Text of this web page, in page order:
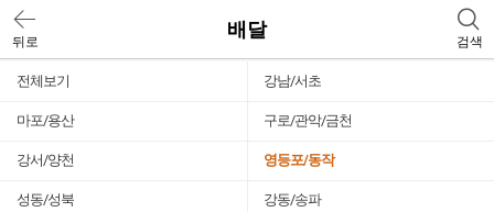
뒤로
배달
검색
전체보기 강남/서초
마포/용산 구로/관악/금천
강서/양천 영등포/동작
성동/성북 강동/송파